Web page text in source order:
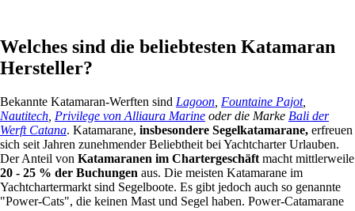
Welches sind die beliebtesten Katamaran
Hersteller?
Bekannte Katamaran-Werften sind Lagoon Fountaine Pajot,
Nautitech Privilege von Alliaura Marine oder die Marke Bali der
Werft Catana. Katamarane, insbesondere Segelkatamarane, erfreuen
sich seit Jahren zunehmender Beliebtheit bei Yachtcharter Urlauben.
Der Anteil von Katamaranen im Chartergeschäft macht mittlerweile
20 - 25 % der Buchungen aus. Die meisten Katamarane im
Yachtchartermarkt sind Segelboote. Es gibt jedoch auch so genannte
"Power-Cats", die keinen Mast und Segel haben. Power-Catamarane